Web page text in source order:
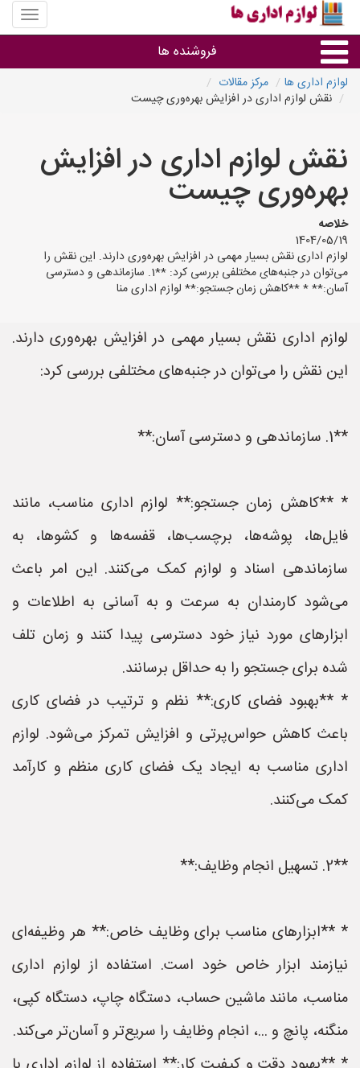
منوی
سایت
اداری
فروشنده ها
گروه ها
استان ها
لوازم اداری ها
مرکز مقالات
نقش لوازم اداری در افزایش بهره‌وری چیست
نقش لوازم اداری در افزایش
بهره‌وری چیست
خلاصه
1404/05/19
لوازم اداری نقش بسیار مهمی در افزایش بهره‌وری دارند. این نقش را
می‌توان در جنبه‌های مختلفی بررسی کرد: **1. سازماندهی و دسترسی
آسان:** * **کاهش زمان جستجو:** لوازم اداری منا
لوازم اداری نقش بسیار مهمی در افزایش بهره‌وری دارند.
این نقش را می‌توان در جنبه‌های مختلفی بررسی کرد:
**1. سازماندهی و دسترسی آسان:**
* **کاهش زمان جستجو:** لوازم اداری مناسب، مانند
فایل‌ها، پوشه‌ها، برچسب‌ها، قفسه‌ها و کشوها، به
سازماندهی اسناد و لوازم کمک می‌کنند. این امر باعث
می‌شود کارمندان به سرعت و به آسانی به اطلاعات و
ابزارهای مورد نیاز خود دسترسی پیدا کنند و زمان تلف
شده برای جستجو را به حداقل برسانند.
* **بهبود فضای کاری:** نظم و ترتیب در فضای کاری
باعث کاهش حواس‌پرتی و افزایش تمرکز می‌شود. لوازم
اداری مناسب به ایجاد یک فضای کاری منظم و کارآمد
کمک می‌کنند.
**2. تسهیل انجام وظایف:**
* **ابزارهای مناسب برای وظایف خاص:** هر وظیفه‌ای
نیازمند ابزار خاص خود است. استفاده از لوازم اداری
مناسب، مانند ماشین حساب، دستگاه چاپ، دستگاه کپی،
منگنه، پانچ و ...، انجام وظایف را سریع‌تر و آسان‌تر می‌کند.